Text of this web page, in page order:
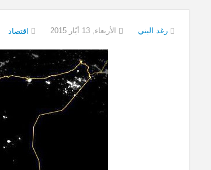
رغد البني الأربعاء, 13 أيّار 2015 اقتصاد